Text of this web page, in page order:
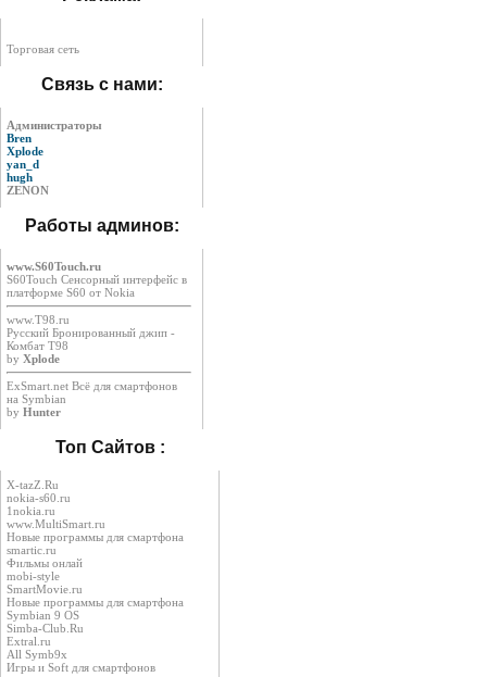
Торговая сеть
Связь с нами:
Администраторы
Bren
Xplode
yan_d
hugh
ZENON
Работы админов:
www.S60Touch.ru
S60Touch Сенсорный интерфейс в
платформе S60 от Nokia
www.T98.ru
Русский Бронированный джип -
Комбат Т98
by Xplode
ExSmart.net Всё для смартфонов
на Symbian
by Hunter
Топ Сайтов :
X-tazZ.Ru
nokia-s60.ru
1nokia.ru
www.MultiSmart.ru
Новые программы для смартфона
smartic.ru
Фильмы онлай
mobi-style
SmartMovie.ru
Новые программы для смартфона
Symbian 9 OS
Simba-Club.Ru
Extral.ru
All Symb9x
Игры и Soft для смартфонов